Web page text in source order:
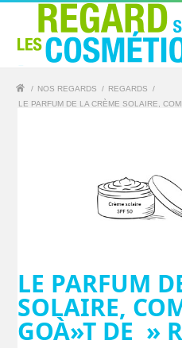
/ NOS REGARDS / REGARDS
/
LE PARFUM DE LA CRÈME SOLAIRE,
LE PARFUM
SOLAIRE,
GOÀ»T DE »